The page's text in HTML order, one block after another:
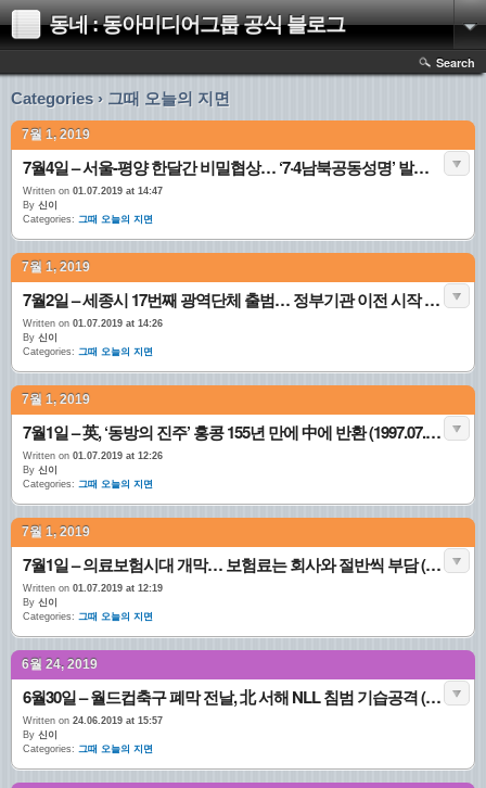
동네 : 동아미디어그룹 공식 블로그
Search
Categories › 그때 오늘의 지면
7월 1, 2019
7월4일 – 서울-평양 한달간 비밀협상… ‘7·4남북공동성명’ 발표 (1972.07.04. 1면)
Written on 01.07.2019 at 14:47
By 신이
Categories: 그때 오늘의 지면
7월 1, 2019
7월2일 – 세종시 17번째 광역단체 출범… 정부기관 이전 시작 (2012.07.02. 2면)
Written on 01.07.2019 at 14:26
By 신이
Categories: 그때 오늘의 지면
7월 1, 2019
7월1일 – 英, ‘동방의 진주’ 홍콩 155년 만에 中에 반환 (1997.07.01. 1면)
Written on 01.07.2019 at 12:26
By 신이
Categories: 그때 오늘의 지면
7월 1, 2019
7월1일 – 의료보험시대 개막… 보험료는 회사와 절반씩 부담 (1977.07.01. 4면)
Written on 01.07.2019 at 12:19
By 신이
Categories: 그때 오늘의 지면
6월 24, 2019
6월30일 – 월드컵축구 폐막 전날, 北 서해 NLL 침범 기습공격 (2002.06. 30. 1면)
Written on 24.06.2019 at 15:57
By 신이
Categories: 그때 오늘의 지면